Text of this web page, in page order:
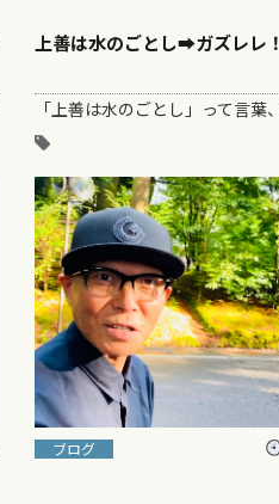
上善は水のごとし➡︎ガズレレ！
ブログ